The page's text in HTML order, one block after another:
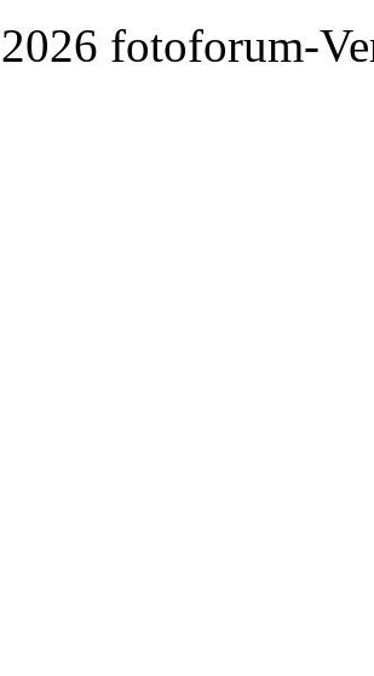
fotoforum-